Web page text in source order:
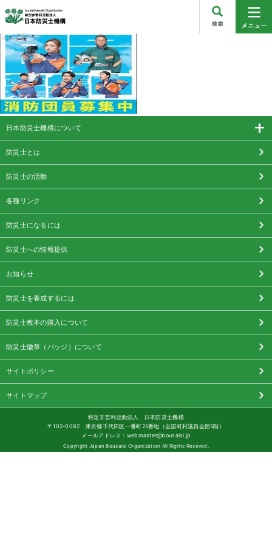
日本防災士機構について
防災士とは
防災士の活動
各種リンク
防災士になるには
防災士への情報提供
お知らせ
防災士を養成するには
防災士教本の購入について
防災士徽章（バッジ）について
サイトポリシー
サイトマップ
特定非営利活動法人 日本防災士機構
〒102-0082 東京都千代田区一番町25番地（全国町村議員会館5階）
メールアドレス：webmaster@bousaisi.jp
Copyright Japan Bousaisi Organization All Rights Reseved.